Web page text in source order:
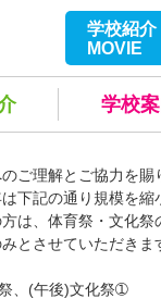
学校紹介
MOVIE
学校
ご理解とご協力を
下記の通り規模を
は、体育祭・文化
とさせていただき
(午後)文化祭➀